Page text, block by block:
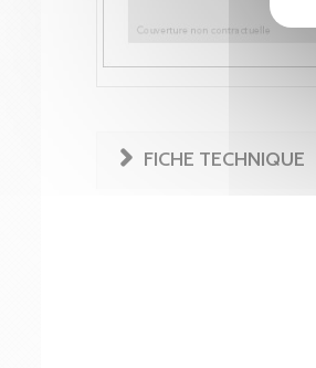
FICHE TECHNIQUE